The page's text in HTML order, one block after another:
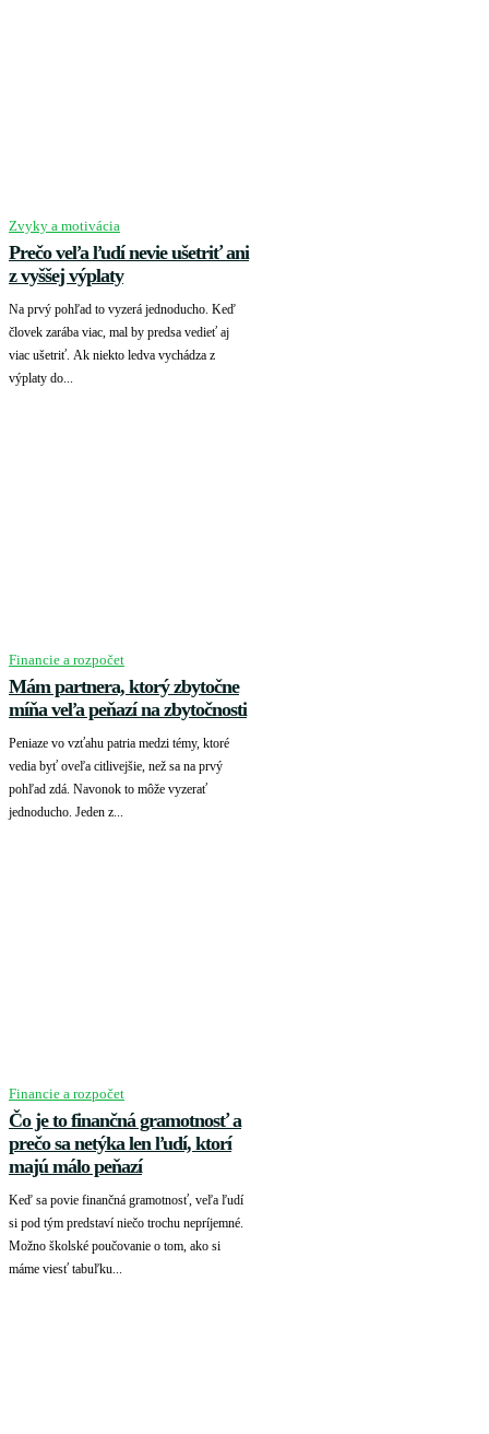
Zvyky a motivácia
Prečo veľa ľudí nevie ušetriť ani
z vyššej výplaty
Na prvý pohľad to vyzerá jednoducho. Keď
človek zarába viac, mal by predsa vedieť aj
viac ušetriť. Ak niekto ledva vychádza z
výplaty do...
Financie a rozpočet
Mám partnera, ktorý zbytočne
míňa veľa peňazí na zbytočnosti
Peniaze vo vzťahu patria medzi témy, ktoré
vedia byť oveľa citlivejšie, než sa na prvý
pohľad zdá. Navonok to môže vyzerať
jednoducho. Jeden z...
Financie a rozpočet
Čo je to finančná gramotnosť a
prečo sa netýka len ľudí, ktorí
majú málo peňazí
Keď sa povie finančná gramotnosť, veľa ľudí
si pod tým predstaví niečo trochu nepríjemné.
Možno školské poučovanie o tom, ako si
máme viesť tabuľku...